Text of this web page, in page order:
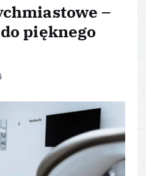
–
pięknego